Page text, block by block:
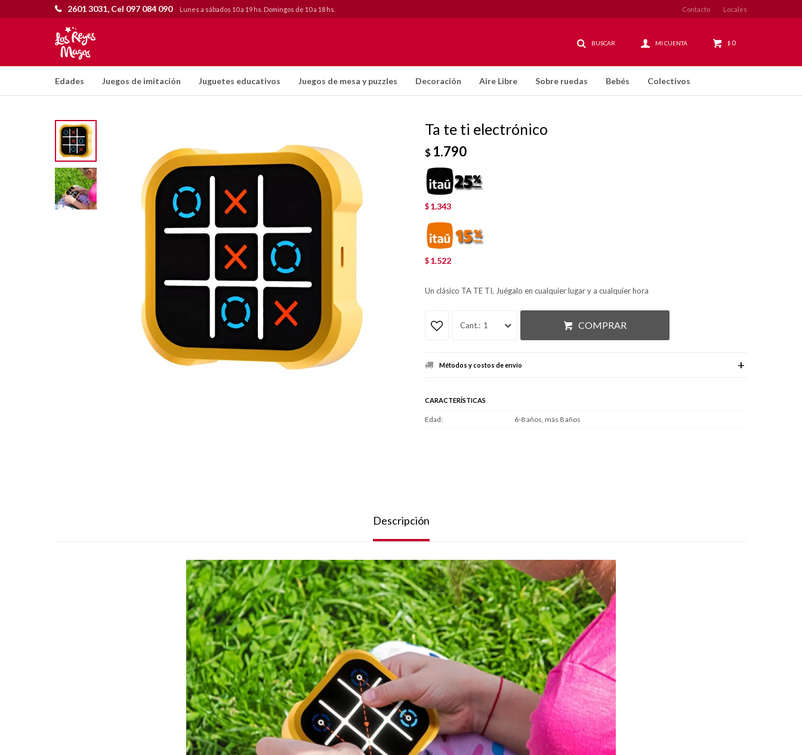
Edades Juegos de imitación Juguetes educativos Juegos de mesa y puzzles Decoración Aire Libre Sobre ruedas Bebés Colectivos
$ 0
2601 3031, Cel 097 084 090 Lunes a sábados 10 a 19 hs. Domingos de 10 a 18 hs. Contacto Locales
Ta te ti electrónico
$ 1.790
$ 1.343
$ 1.522
Un clásico TA TE TI, Juégalo en cualquier lugar y a cualquier hora
1 COMPRAR
Métodos y costos de envío
CARACTERÍSTICAS
Edad 6-8 años, más 8 años
Descripción